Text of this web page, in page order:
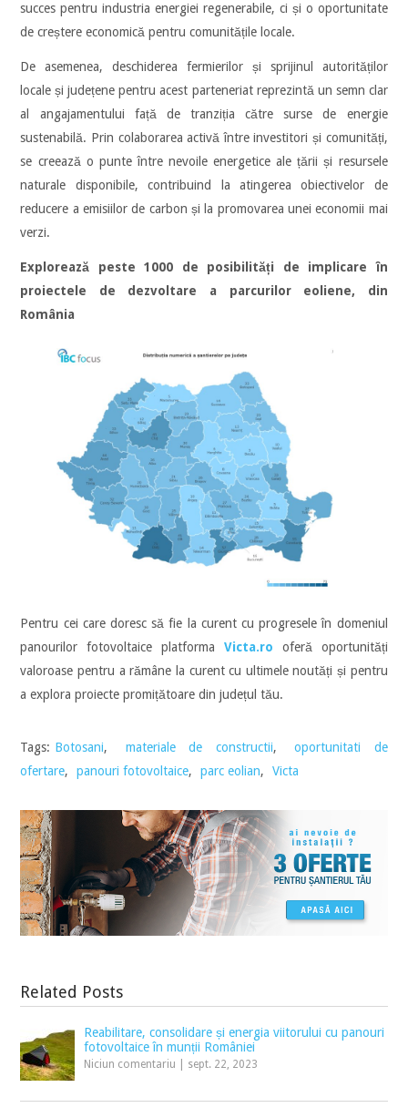
succes pentru industria energiei regenerabile, ci și o oportunitate
de creștere economică pentru comunitățile locale.
De asemenea, deschiderea fermierilor și sprijinul autorităților
locale și județene pentru acest parteneriat reprezintă un semn clar
al angajamentului față de tranziția către surse de energie
sustenabilă. Prin colaborarea activă între investitori și comunități,
se creează o punte între nevoile energetice ale țării și resursele
naturale disponibile, contribuind la atingerea obiectivelor de
reducere a emisiilor de carbon și la promovarea unei economii mai
verzi.
Explorează peste 1000 de posibilități de implicare în
proiectele de dezvoltare a parcurilor eoliene, din
România
Pentru cei care doresc să fie la curent cu progresele în domeniul
panourilor fotovoltaice platforma Victa.ro oferă oportunități
valoroase pentru a rămâne la curent cu ultimele noutăți și pentru
a explora proiecte promițătoare din județul tău.
Tags: Botosani, materiale de constructii,
oportunitati de
ofertare, panouri fotovoltaice, parc eolian, Victa
Related Posts
Reabilitare, consolidare și energia viitorului cu panouri
fotovoltaice în munții României
Niciun comentariu sept. 22, 2023